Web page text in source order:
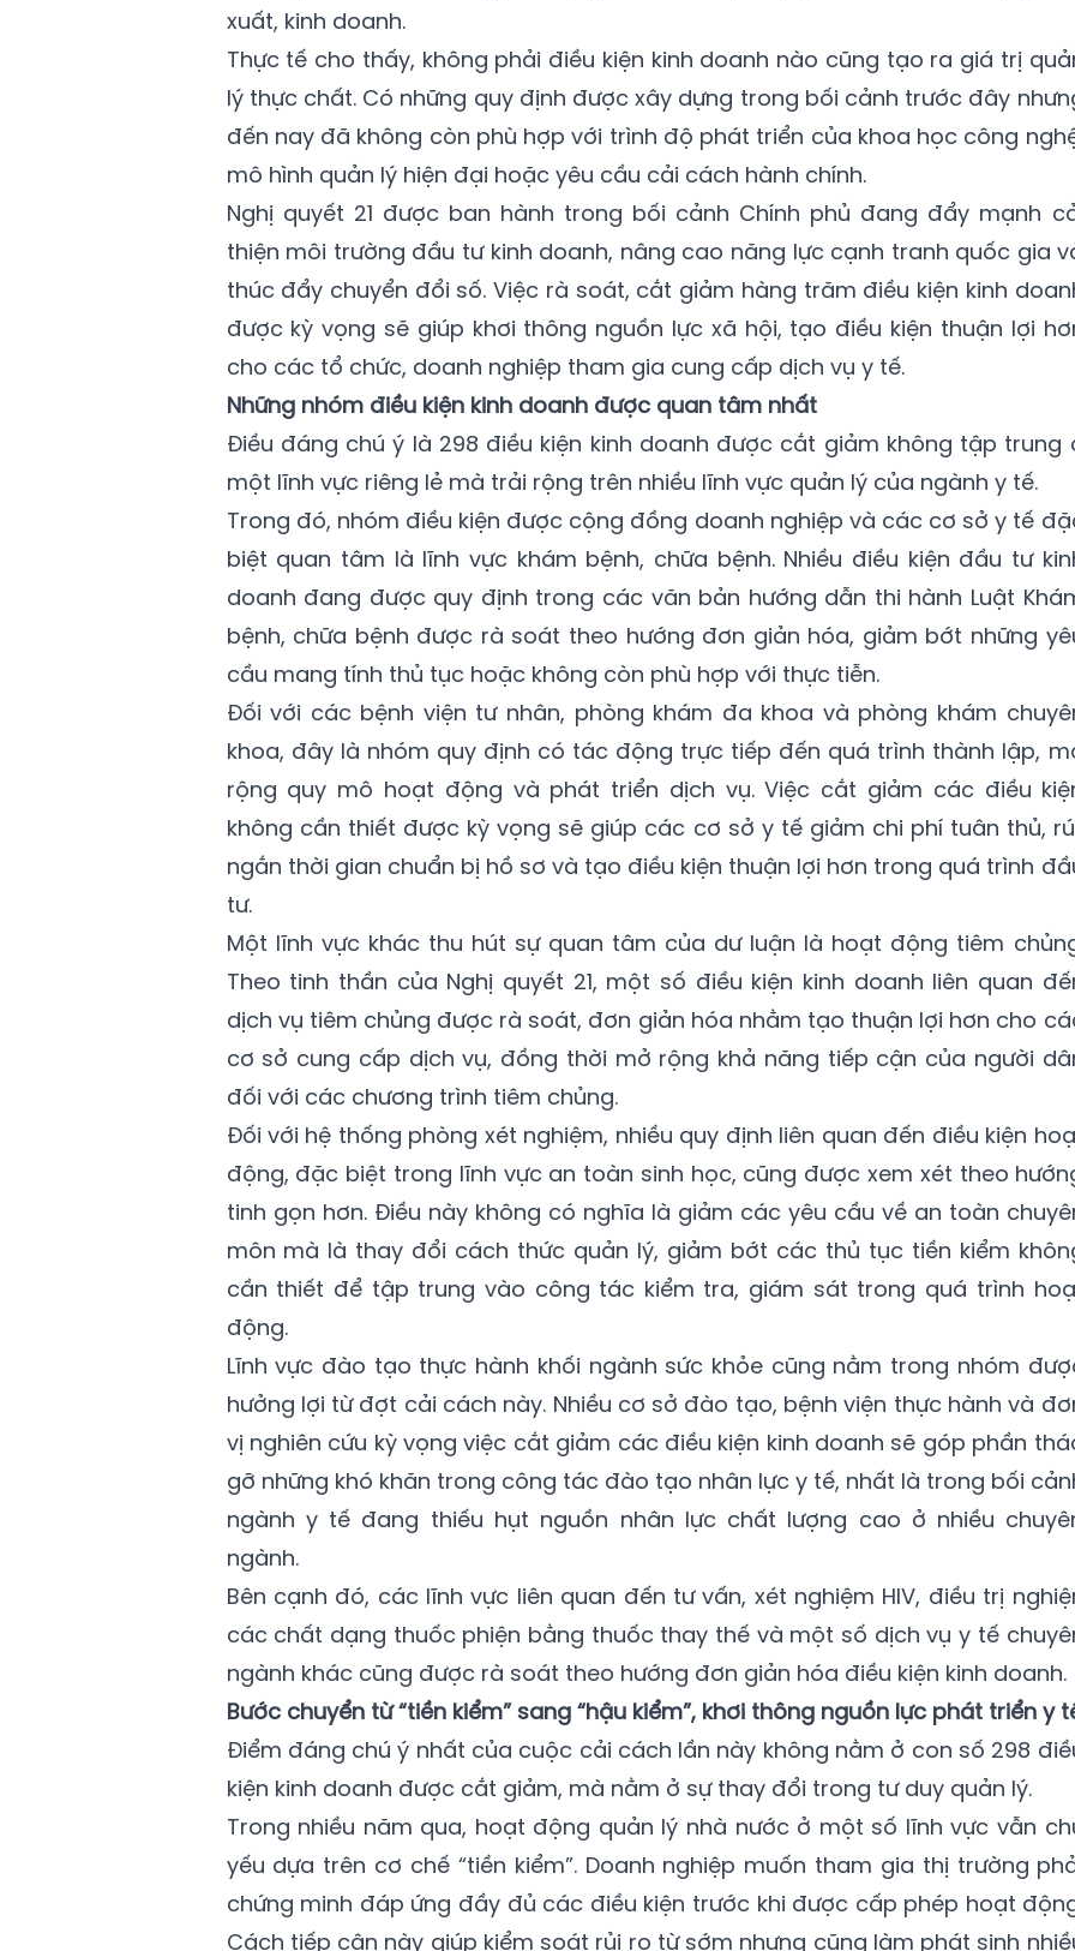
xuất, kinh doanh.
Thực tế cho thấy, không phải điều kiện kinh doanh nào cũng tạo ra giá trị
lý thực chất. Có những quy định được xây dựng trong bối cảnh trước đây
đến nay đã không còn phù hợp với trình độ phát triển của khoa học công
mô hình quản lý hiện đại hoặc yêu cầu cải cách hành chính.
Nghị quyết 21 được ban hành trong bối cảnh Chính phủ đang đẩy mạnh
thiện môi trường đầu tư kinh doanh, nâng cao năng lực cạnh tranh quốc gia
thúc đẩy chuyển đổi số. Việc rà soát, cắt giảm hàng trăm điều kiện kinh
được kỳ vọng sẽ giúp khơi thông nguồn lực xã hội, tạo điều kiện thuận lợi
cho các tổ chức, doanh nghiệp tham gia cung cấp dịch vụ y tế.
Những nhóm điều kiện kinh doanh được quan tâm nhất
Điều đáng chú ý là 298 điều kiện kinh doanh được cắt giảm không tập trung
một lĩnh vực riêng lẻ mà trải rộng trên nhiều lĩnh vực quản lý của ngành y tế.
Trong đó, nhóm điều kiện được cộng đồng doanh nghiệp và các cơ sở y tế
biệt quan tâm là lĩnh vực khám bệnh, chữa bệnh. Nhiều điều kiện đầu tư
doanh đang được quy định trong các văn bản hướng dẫn thi hành Luật
bệnh, chữa bệnh được rà soát theo hướng đơn giản hóa, giảm bớt những
cầu mang tính thủ tục hoặc không còn phù hợp với thực tiễn.
Đối với các bệnh viện tư nhân, phòng khám đa khoa và phòng khám
khoa, đây là nhóm quy định có tác động trực tiếp đến quá trình thành lập,
rộng quy mô hoạt động và phát triển dịch vụ. Việc cắt giảm các điều
không cần thiết được kỳ vọng sẽ giúp các cơ sở y tế giảm chi phí tuân thủ,
ngắn thời gian chuẩn bị hồ sơ và tạo điều kiện thuận lợi hơn trong quá trình
tư.
Một lĩnh vực khác thu hút sự quan tâm của dư luận là hoạt động tiêm
Theo tinh thần của Nghị quyết 21, một số điều kiện kinh doanh liên quan
dịch vụ tiêm chủng được rà soát, đơn giản hóa nhằm tạo thuận lợi hơn cho
cơ sở cung cấp dịch vụ, đồng thời mở rộng khả năng tiếp cận của người
đối với các chương trình tiêm chủng.
Đối với hệ thống phòng xét nghiệm, nhiều quy định liên quan đến điều kiện
động, đặc biệt trong lĩnh vực an toàn sinh học, cũng được xem xét theo
tinh gọn hơn. Điều này không có nghĩa là giảm các yêu cầu về an toàn
môn mà là thay đổi cách thức quản lý, giảm bớt các thủ tục tiền kiểm
cần thiết để tập trung vào công tác kiểm tra, giám sát trong quá trình
động.
Lĩnh vực đào tạo thực hành khối ngành sức khỏe cũng nằm trong nhóm
hưởng lợi từ đợt cải cách này. Nhiều cơ sở đào tạo, bệnh viện thực hành và
vị nghiên cứu kỳ vọng việc cắt giảm các điều kiện kinh doanh sẽ góp phần
gỡ những khó khăn trong công tác đào tạo nhân lực y tế, nhất là trong bối
ngành y tế đang thiếu hụt nguồn nhân lực chất lượng cao ở nhiều
ngành.
Bên cạnh đó, các lĩnh vực liên quan đến tư vấn, xét nghiệm HIV, điều trị
các chất dạng thuốc phiện bằng thuốc thay thế và một số dịch vụ y tế
ngành khác cũng được rà soát theo hướng đơn giản hóa điều kiện kinh doanh.
Bước chuyển từ “tiền kiểm” sang “hậu kiểm”, khơi thông nguồn lực phát triển y
Điểm đáng chú ý nhất của cuộc cải cách lần này không nằm ở con số 298
kiện kinh doanh được cắt giảm, mà nằm ở sự thay đổi trong tư duy quản lý.
Trong nhiều năm qua, hoạt động quản lý nhà nước ở một số lĩnh vực vẫn
yếu dựa trên cơ chế “tiền kiểm”. Doanh nghiệp muốn tham gia thị trường
chứng minh đáp ứng đầy đủ các điều kiện trước khi được cấp phép hoạt
Cách tiếp cận này giúp kiểm soát rủi ro từ sớm nhưng cũng làm phát sinh